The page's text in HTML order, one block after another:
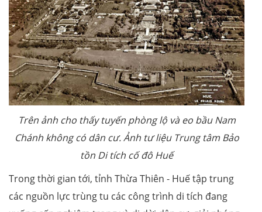
Trên ảnh cho thấy tuyến phòng lộ và eo bầu Nam
Chánh không có dân cư. Ảnh tư liệu Trung tâm Bảo
tồn Di tích cố đô Huế
Trong thời gian tới, tỉnh Thừa Thiên - Huế tập trung
các nguồn lực trùng tu các công trình di tích đang